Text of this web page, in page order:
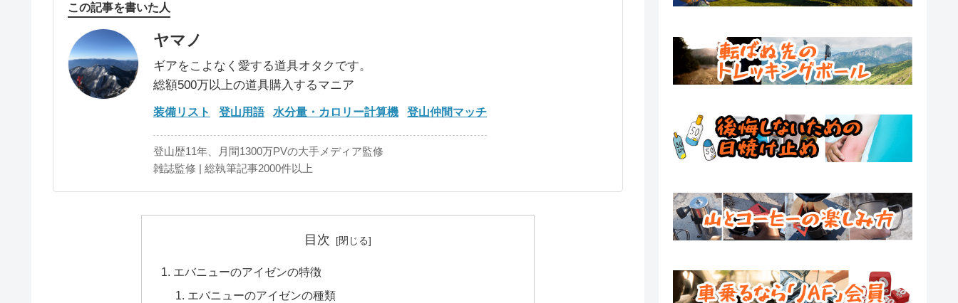
この記事を書いた人
ヤマノ
ギアをこよなく愛する道具オタクです。
総額500万以上の道具購入するマニア
装備リスト 登山用語 水分量・カロリー計算機 登山仲間マッチ
登山歴11年、月間1300万PVの大手メディア監修
雑誌監修 | 総執筆記事2000件以上
目次
エバニューのアイゼンの特徴
エバニューのアイゼンの種類